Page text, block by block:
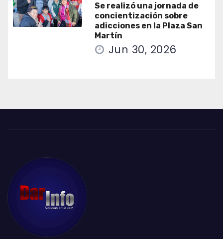
Se realizó una jornada de
concientización sobre
adicciones en la Plaza San
Martín
Jun 30, 2026